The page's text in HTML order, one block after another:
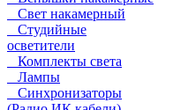
Свет накамерный
Студийные
осветители
Комплекты света
Лампы
Синхронизаторы